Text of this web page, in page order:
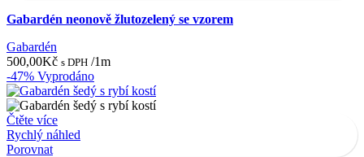
Gabardén neonově žlutozelený se vzorem
Gabardén
500,00Kč s DPH /1m
-47% Vyprodáno
Čtěte více
Rychlý náhled
Porovnat